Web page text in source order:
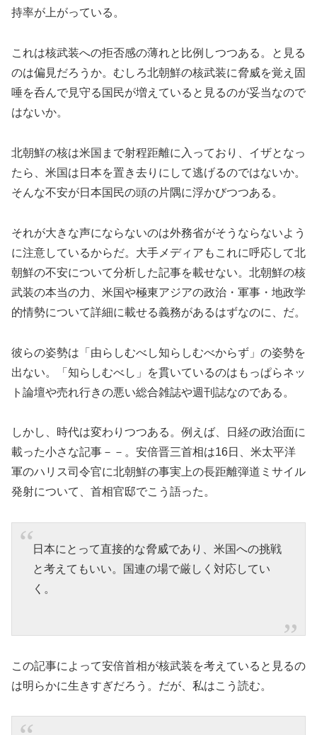
持率が上がっている。
これは核武装への拒否感の薄れと比例しつつある。と見る
のは偏見だろうか。むしろ北朝鮮の核武装に脅威を覚え固
唾を呑んで見守る国民が増えていると見るのが妥当なので
はないか。
北朝鮮の核は米国まで射程距離に入っており、イザとなっ
たら、米国は日本を置き去りにして逃げるのではないか。
そんな不安が日本国民の頭の片隅に浮かびつつある。
それが大きな声にならないのは外務省がそうならないよう
に注意しているからだ。大手メディアもこれに呼応して北
朝鮮の不安について分析した記事を載せない。北朝鮮の核
武装の本当の力、米国や極東アジアの政治・軍事・地政学
的情勢について詳細に載せる義務があるはずなのに、だ。
彼らの姿勢は「由らしむべし知らしむべからず」の姿勢を
出ない。「知らしむべし」を貫いているのはもっぱらネッ
ト論壇や売れ行きの悪い総合雑誌や週刊誌なのである。
しかし、時代は変わりつつある。例えば、日経の政治面に
載った小さな記事－－。安倍晋三首相は16日、米太平洋
軍のハリス司令官に北朝鮮の事実上の長距離弾道ミサイル
発射について、首相官邸でこう語った。
日本にとって直接的な脅威であり、米国への挑戦
と考えてもいい。国連の場で厳しく対応してい
く。
この記事によって安倍首相が核武装を考えていると見るの
は明らかに生きすぎだろう。だが、私はこう読む。